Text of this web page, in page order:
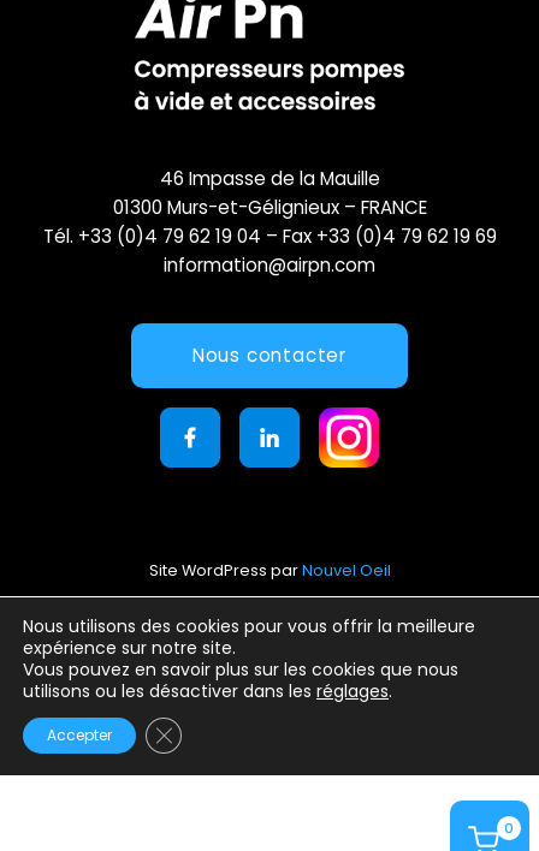
0
Nous utilisons des cookies pour vous offrir la meilleure
expérience sur notre site.
Vous pouvez en savoir plus sur les cookies que nous
utilisons ou les désactiver dans les réglages.
Accepter Fermer la bannière des cookies GDPR
46 Impasse de la Mauille
01300 Murs-et-Gélignieux – FRANCE
Tél. +33 (0)4 79 62 19 04 – Fax +33 (0)4 79 62 19 69
information@airpn.com
Nous contacter
Site WordPress parNouvel Oeil
Mentions légales
Conditions générales d’utilisation
Politique de confidentialité